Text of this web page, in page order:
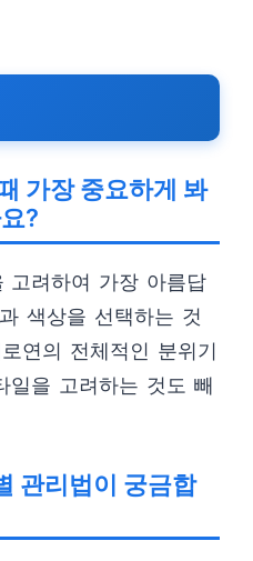
가장 중요하게 봐
?
고려하여 가장 아름답
색상을 선택하는 것
연의 전체적인 분위기
일을 고려하는 것도 빼
관리법이 궁금합